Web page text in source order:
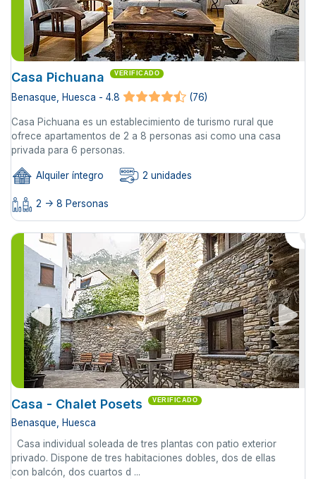
Casa Pichuana VERIFICADO
Benasque, Huesca - 4.8 (76)
Casa Pichuana es un establecimiento de turismo rural que
ofrece apartamentos de 2 a 8 personas asi como una casa
privada para 6 personas.
Alquiler íntegro 2 unidades
2 -> 8 Personas
Casa - Chalet Posets VERIFICADO
Benasque, Huesca
Casa individual soleada de tres plantas con patio exterior
privado. Dispone de tres habitaciones dobles, dos de ellas
con balcón, dos cuartos d ...